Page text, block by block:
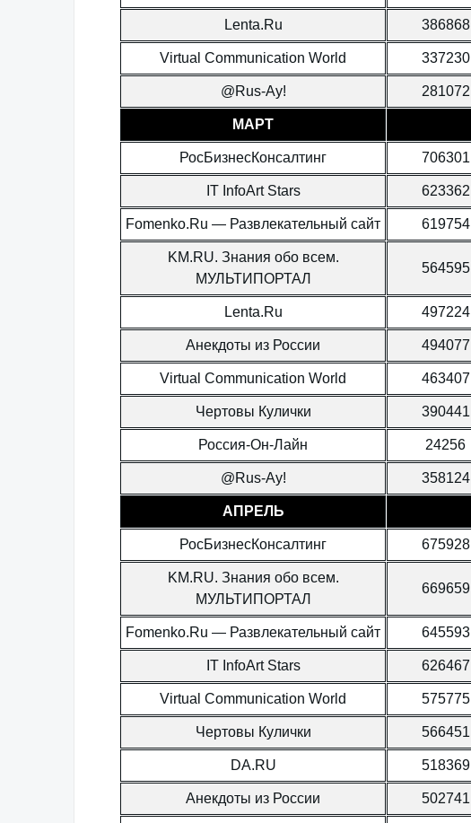
Lenta.Ru 386868
Virtual Communication World 337230
@Rus-Ау! 281072
МАРТ
РосБизнесКонсалтинг 706301
IT InfoArt Stars 623362
Fomenko.Ru — Развлекательный сайт 619754
KM.RU. Знания обо всем.
МУЛЬТИПОРТАЛ
564595
Lenta.Ru 497224
Анекдоты из России 494077
Virtual Communication World 463407
Чертовы Кулички 390441
Россия-Он-Лайн 24256
@Rus-Ау! 358124
АПРЕЛЬ
РосБизнесКонсалтинг 675928
KM.RU. Знания обо всем.
МУЛЬТИПОРТАЛ
669659
Fomenko.Ru — Развлекательный сайт 645593
IT InfoArt Stars 626467
Virtual Communication World 575775
Чертовы Кулички 566451
DA.RU 518369
Анекдоты из России 502741